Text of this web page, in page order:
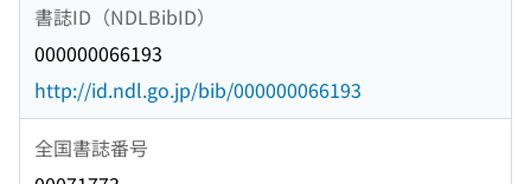
書誌ID（NDLBibID）
000000066193
http://id.ndl.go.jp/bib/000000066193
全国書誌番号